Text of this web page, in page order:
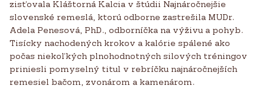
zisťovala Kláštorná Kalcia v štúdii Najnáročnejšie
slovenské remeslá, ktorú odborne zastrešila MUDr.
Adela Penesová, PhD., odborníčka na výživu a pohyb.
Tisícky nachodených krokov a kalórie spálené ako
počas niekoľkých plnohodnotných silových tréningov
priniesli pomyselný titul v rebríčku najnáročnejších
remesiel bačom, zvonárom a kamenárom.